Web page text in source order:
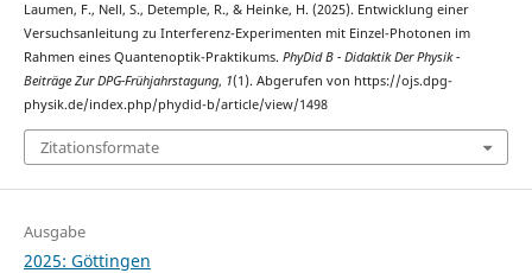
Laumen, F., Nell, S., Detemple, R., & Heinke, H. (2025). Entwicklung einer
Versuchsanleitung zu Interferenz-Experimenten mit Einzel-Photonen im
Rahmen eines Quantenoptik-Praktikums. PhyDid B - Didaktik Der Physik -
Beiträge Zur DPG-Frühjahrstagung, 1(1). Abgerufen von https://ojs.dpg-
physik.de/index.php/phydid-b/article/view/1498
Zitationsformate
Ausgabe
2025: Göttingen